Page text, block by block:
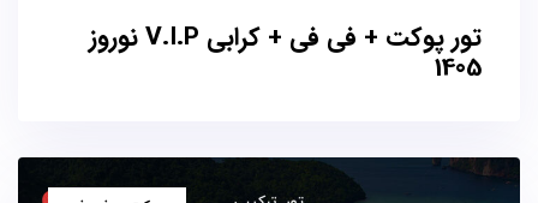
تور پوکت + فی فی + کرابی V.I.P نوروز
1405